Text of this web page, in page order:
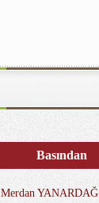
Basından
Merdan YANARDAĞ